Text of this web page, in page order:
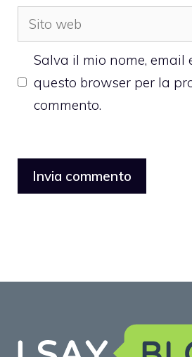
Sito
web
Salva il mio nome, email
questo browser per la
commento.